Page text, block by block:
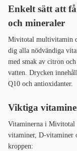
Enkelt sätt att
och mineraler
Mivitotal multivitamin
dig alla nödvändiga
med smak av citron
vatten. Drycken
Q10 och antioxidanter.
Viktiga
Vitaminerna i Mivitotal
vitaminer, D-vitaminer
kroppen: